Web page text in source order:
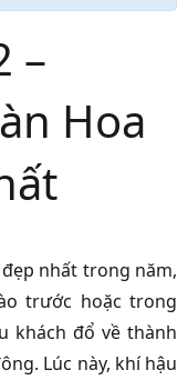
–
Hoa
nhất trong năm,
trước hoặc trong
khách đổ về thành
Lúc này, khí hậu